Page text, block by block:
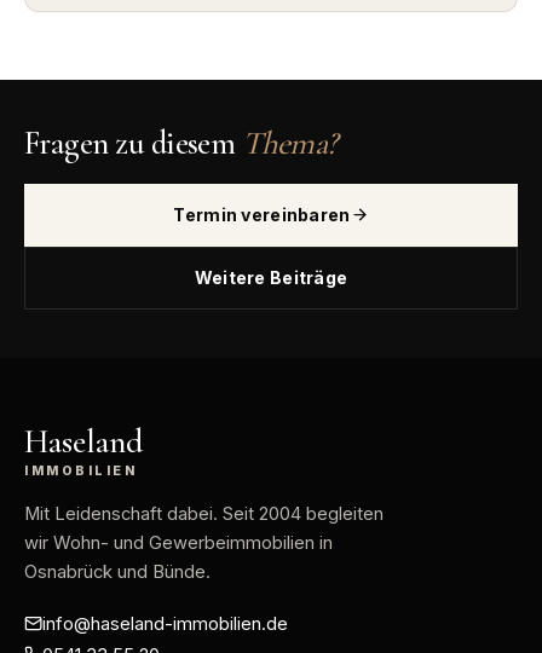
Fragen zu diesem Thema?
Termin vereinbaren
Weitere Beiträge
Haseland
IMMOBILIEN
Mit Leidenschaft dabei. Seit 2004 begleiten
wir Wohn- und Gewerbeimmobilien in
Osnabrück und Bünde.
info@haseland-immobilien.de